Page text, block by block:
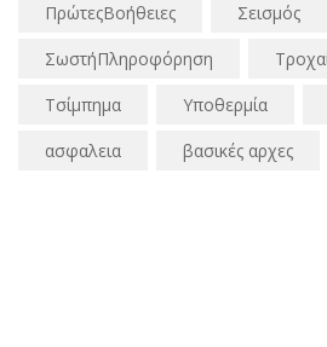
ΠρώτεςΒοήθειες
Σεισμός
ΣωστήΠληροφόρηση
Τσίμπημα
Υποθερμία
ασφαλεια
βασικές αρχες